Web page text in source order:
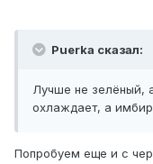
Puerka сказал:
Лучше не зелёный,
охлаждает, а
Попробуем еще и с